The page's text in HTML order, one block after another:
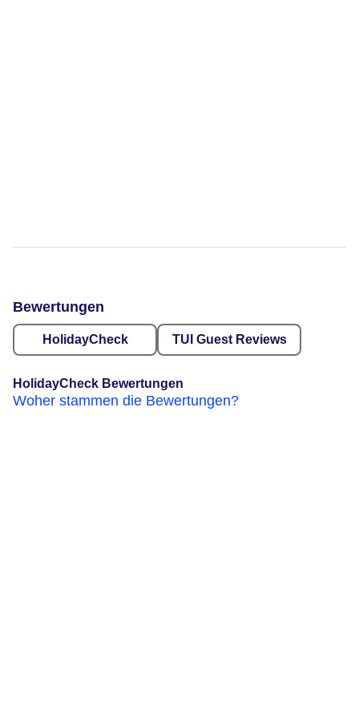
Bewertungen
HolidayCheck TUI Guest Reviews
HolidayCheck Bewertungen
Woher stammen die Bewertungen?